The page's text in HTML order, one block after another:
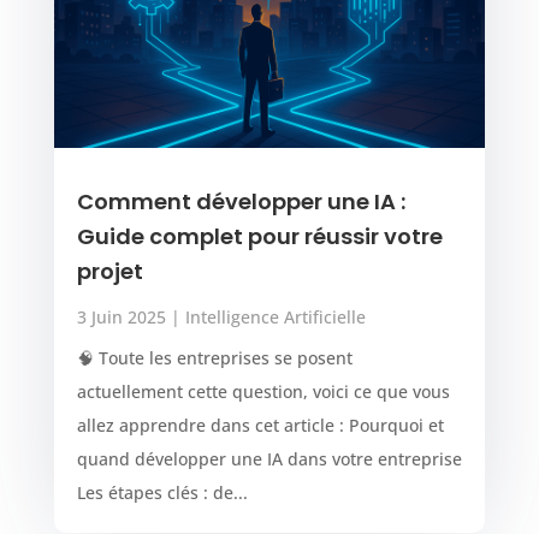
Comment développer une IA :
Guide complet pour réussir votre
projet
3 Juin 2025 | Intelligence Artificielle
🧠 Toute les entreprises se posent
actuellement cette question, voici ce que vous
allez apprendre dans cet article : Pourquoi et
quand développer une IA dans votre entreprise
Les étapes clés : de...